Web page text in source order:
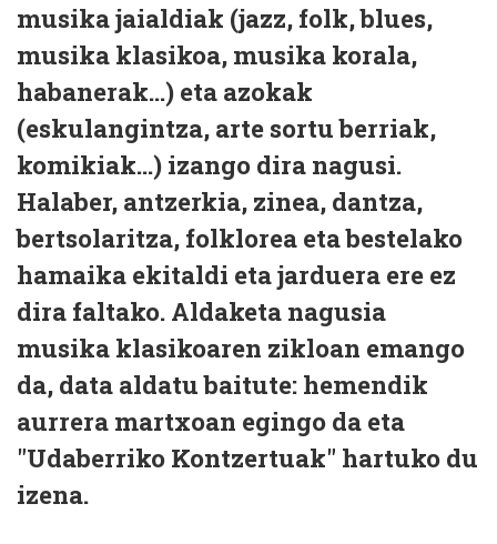
musika jaialdiak (jazz, folk, blues,
musika klasikoa, musika korala,
habanerak...) eta azokak
(eskulangintza, arte sortu berriak,
komikiak...) izango dira nagusi.
Halaber, antzerkia, zinea, dantza,
bertsolaritza, folklorea eta bestelako
hamaika ekitaldi eta jarduera ere ez
dira faltako. Aldaketa nagusia
musika klasikoaren zikloan emango
da, data aldatu baitute: hemendik
aurrera martxoan egingo da eta
"Udaberriko Kontzertuak" hartuko du
izena.